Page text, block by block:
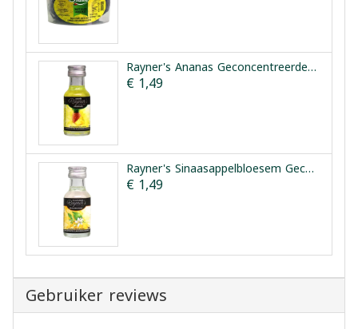
Rayner's Ananas Geconcentreerde Smaakessentie 25ml
€ 1,49
Rayner's Sinaasappelbloesem Geconcentreerde Smaakessentie 28ml
€ 1,49
Gebruiker reviews